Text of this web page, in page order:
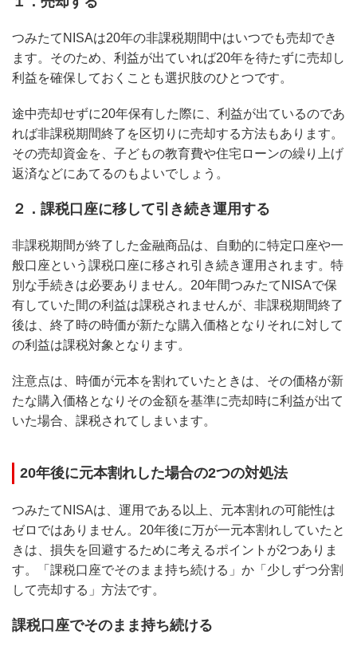
つみたてNISAは20年の非課税期間中はいつでも売却でき
ます。そのため、利益が出ていれば20年を待たずに売却し
利益を確保しておくことも選択肢のひとつです。
途中売却せずに20年保有した際に、利益が出ているのであ
れば非課税期間終了を区切りに売却する方法もあります。
その売却資金を、子どもの教育費や住宅ローンの繰り上げ
返済などにあてるのもよいでしょう。
２．課税口座に移して引き続き運用する
非課税期間が終了した金融商品は、自動的に特定口座や一
般口座という課税口座に移され引き続き運用されます。特
別な手続きは必要ありません。20年間つみたてNISAで保
有していた間の利益は課税されませんが、非課税期間終了
後は、終了時の時価が新たな購入価格となりそれに対して
の利益は課税対象となります。
注意点は、時価が元本を割れていたときは、その価格が新
たな購入価格となりその金額を基準に売却時に利益が出て
いた場合、課税されてしまいます。
20年後に元本割れした場合の2つの対処法
つみたてNISAは、運用である以上、元本割れの可能性は
ゼロではありません。20年後に万が一元本割れしていたと
きは、損失を回避するために考えるポイントが2つありま
す。「課税口座でそのまま持ち続ける」か「少しずつ分割
して売却する」方法です。
課税口座でそのまま持ち続ける